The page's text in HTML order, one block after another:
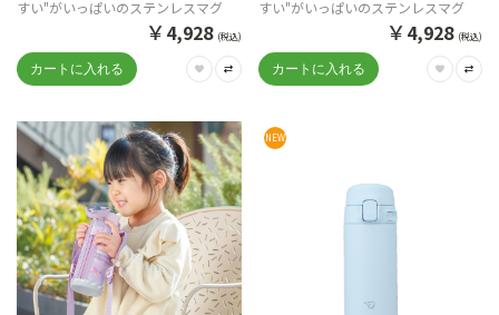
すい"がいっぱいのステンレスマグ
￥4,928 (税込)
すい"がいっぱいのステンレスマグ
￥4,928 (税込)
NEW